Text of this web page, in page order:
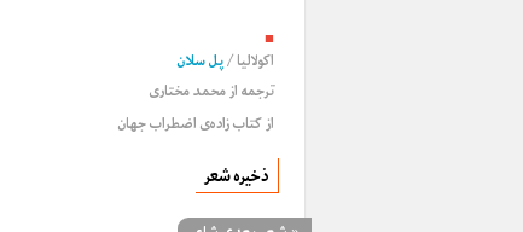
■
اکولالیا/پل سلان
ترجمه ازمحمد مختاری
از کتاب زاده‌ی اضطراب جهان
ذخیره شعر